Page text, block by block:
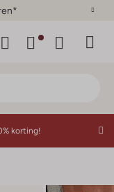
korting!